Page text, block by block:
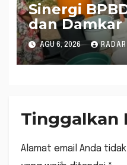
Sinergi
dan Damkar
Air Bersih di
AGU 6, 2026
Tinggalkan
Alamat email Anda